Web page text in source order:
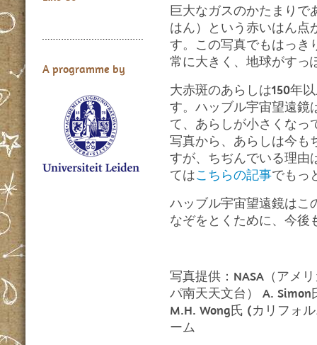
A programme by
巨大なガスのかたまりで
はん）という赤いはん点
す。この写真でもはっき
常に大きく、地球がすっ
大赤斑のあらしは150年
す。ハッブル宇宙望遠鏡
て、あらしが小さくなっ
写真から、あらしは今も
すが、ちぢんでいる理由
てはこちらの記事でもっ
ハッブル宇宙望遠鏡はこ
なぞをとくために、今後
写真提供：NASA（アメ
パ南天天文台） A.
M.H. Wong氏 (カリフォ
ーム